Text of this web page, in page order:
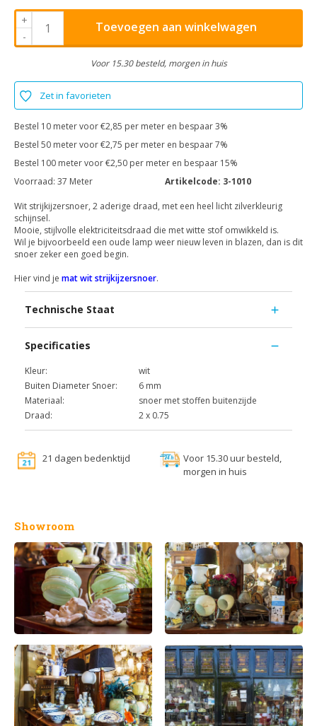
+
-
Toevoegen aan winkelwagen
Voor 15.30 besteld, morgen in huis
Zet in favorieten
Bestel 10 meter voor €2,85 per meter en bespaar 3%
Bestel 50 meter voor €2,75 per meter en bespaar 7%
Bestel 100 meter voor €2,50 per meter en bespaar 15%
Voorraad: 37 Meter Artikelcode: 3-1010
Wit strijkijzersnoer, 2 aderige draad, met een heel licht zilverkleurig
schijnsel.
Mooie, stijlvolle elektriciteitsdraad die met witte stof omwikkeld is.
Wil je bijvoorbeeld een oude lamp weer nieuw leven in blazen, dan is dit
snoer zeker een goed begin.
Hier vind je mat wit strijkijzersnoer.
Technische Staat
Specificaties
Kleur:
wit
Buiten Diameter Snoer:
6 mm
Materiaal:
snoer met stoffen buitenzijde
Draad:
2 x 0.75
21 dagen bedenktijd
Voor 15.30 uur besteld,
morgen in huis
Showroom